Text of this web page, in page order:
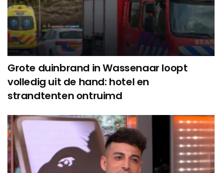
Grote duinbrand in Wassenaar loopt
volledig uit de hand: hotel en
strandtenten ontruimd